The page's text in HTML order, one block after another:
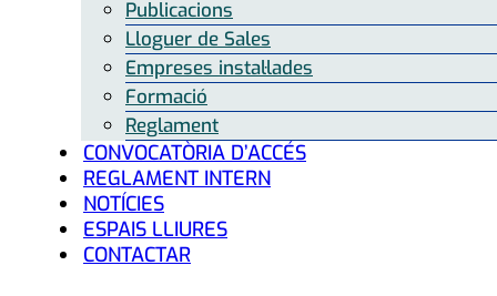
Publicacions
Lloguer de Sales
Empreses instal·lades
Formació
Reglament
CONVOCATÒRIA D’ACCÉS
REGLAMENT INTERN
NOTÍCIES
ESPAIS LLIURES
CONTACTAR